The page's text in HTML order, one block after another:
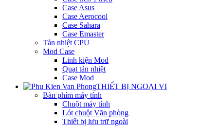
Case Asus
Case Aerocool
Case Sahara
Case Emaster
Tản nhiệt CPU
Mod Case
Linh kiện Mod
Quạt tản nhiệt
Case Mod
THIẾT BỊ NGOẠI VI
Bàn phím máy tính
Chuột máy tính
Lót chuột Văn phòng
Thiết bị lưu trữ ngoài